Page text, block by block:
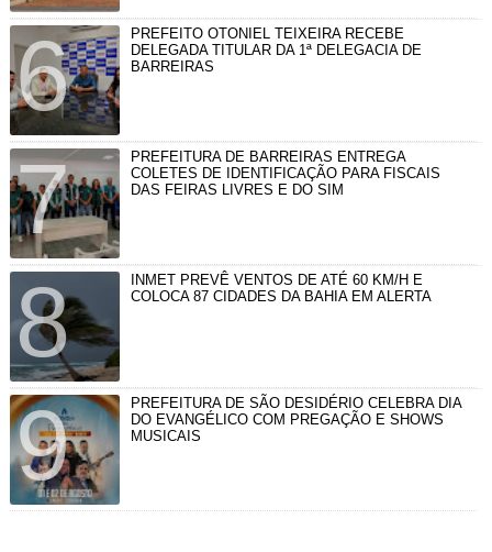
PREFEITO OTONIEL TEIXEIRA RECEBE
DELEGADA TITULAR DA 1ª DELEGACIA DE
BARREIRAS
PREFEITURA DE BARREIRAS ENTREGA
COLETES DE IDENTIFICAÇÃO PARA FISCAIS
DAS FEIRAS LIVRES E DO SIM
INMET PREVÊ VENTOS DE ATÉ 60 KM/H E
COLOCA 87 CIDADES DA BAHIA EM ALERTA
PREFEITURA DE SÃO DESIDÉRIO CELEBRA DIA
DO EVANGÉLICO COM PREGAÇÃO E SHOWS
MUSICAIS